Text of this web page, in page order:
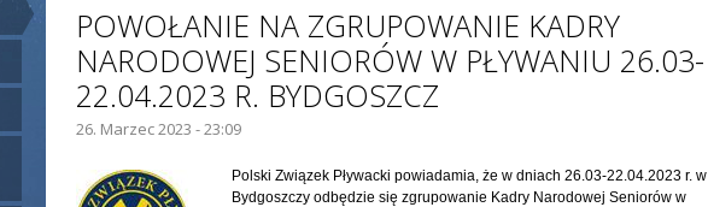
POWOŁANIE NA ZGRUPOWANIE KADRY
NARODOWEJ SENIORÓW W PŁYWANIU 26.03-
22.04.2023 R. BYDGOSZCZ
26. Marzec 2023 - 23:09
Polski Związek Pływacki powiadamia, że w dniach 26.03-22.04.2023 r. w
Bydgoszczy odbędzie się zgrupowanie Kadry Narodowej Seniorów w